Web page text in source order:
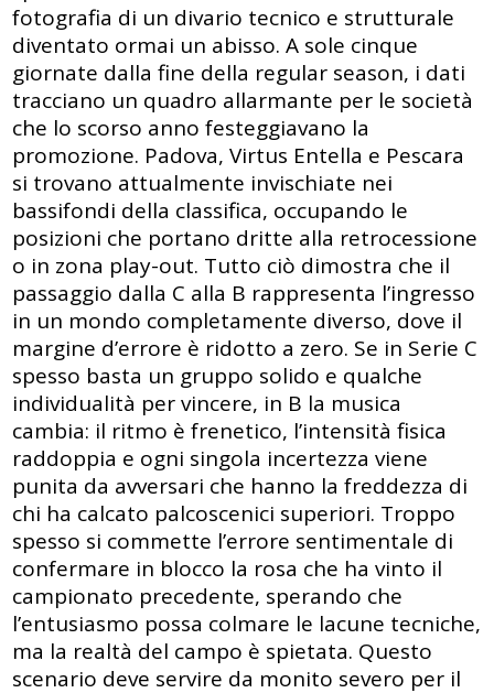
fotografia di un divario tecnico e strutturale
diventato ormai un abisso. A sole cinque
giornate dalla fine della regular season, i dati
tracciano un quadro allarmante per le società
che lo scorso anno festeggiavano la
promozione. Padova, Virtus Entella e Pescara
si trovano attualmente invischiate nei
bassifondi della classifica, occupando le
posizioni che portano dritte alla retrocessione
o in zona play-out. Tutto ciò dimostra che il
passaggio dalla C alla B rappresenta l’ingresso
in un mondo completamente diverso, dove il
margine d’errore è ridotto a zero. Se in Serie C
spesso basta un gruppo solido e qualche
individualità per vincere, in B la musica
cambia: il ritmo è frenetico, l’intensità fisica
raddoppia e ogni singola incertezza viene
punita da avversari che hanno la freddezza di
chi ha calcato palcoscenici superiori. Troppo
spesso si commette l’errore sentimentale di
confermare in blocco la rosa che ha vinto il
campionato precedente, sperando che
l’entusiasmo possa colmare le lacune tecniche,
ma la realtà del campo è spietata. Questo
scenario deve servire da monito severo per il